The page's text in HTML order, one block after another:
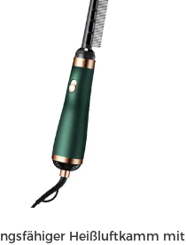
Heißluftkamm mit